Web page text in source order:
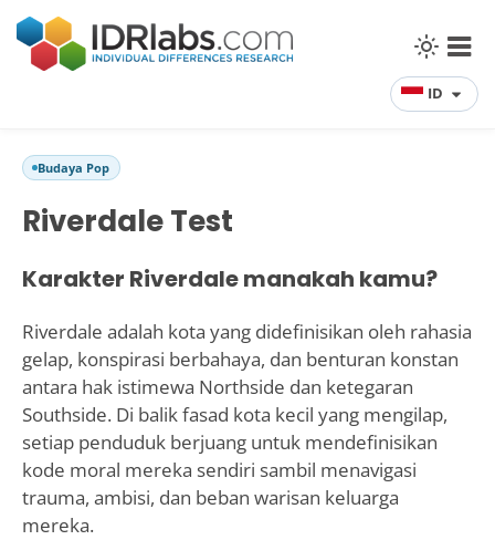
ID
Budaya Pop
Riverdale Test
Karakter Riverdale manakah kamu?
Riverdale adalah kota yang didefinisikan oleh rahasia
gelap, konspirasi berbahaya, dan benturan konstan
antara hak istimewa Northside dan ketegaran
Southside. Di balik fasad kota kecil yang mengilap,
setiap penduduk berjuang untuk mendefinisikan
kode moral mereka sendiri sambil menavigasi
trauma, ambisi, dan beban warisan keluarga
mereka.